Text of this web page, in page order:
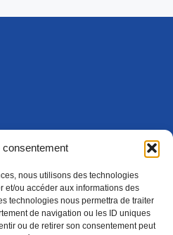
consentement
nous utilisons des technologies
et/ou accéder aux informations des
technologies nous permettra de traiter
de navigation ou les ID uniques
ou de retirer son consentement peut
Paris Cedex 15